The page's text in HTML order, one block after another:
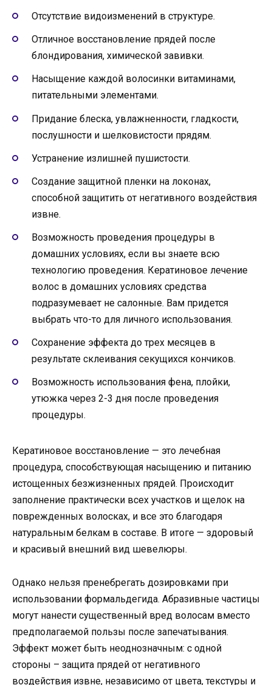
Отсутствие видоизменений в структуре.
Отличное восстановление прядей после
блондирования, химической завивки.
Насыщение каждой волосинки витаминами,
питательными элементами.
Придание блеска, увлажненности, гладкости,
послушности и шелковистости прядям.
Устранение излишней пушистости.
Создание защитной пленки на локонах,
способной защитить от негативного воздействия
извне.
Возможность проведения процедуры в
домашних условиях, если вы знаете всю
технологию проведения. Кератиновое лечение
волос в домашних условиях средства
подразумевает не салонные. Вам придется
выбрать что-то для личного использования.
Сохранение эффекта до трех месяцев в
результате склеивания секущихся кончиков.
Возможность использования фена, плойки,
утюжка через 2-3 дня после проведения
процедуры.
Кератиновое восстановление — это лечебная
процедура, способствующая насыщению и питанию
истощенных безжизненных прядей. Происходит
заполнение практически всех участков и щелок на
поврежденных волосках, и все это благодаря
натуральным белкам в составе. В итоге — здоровый
и красивый внешний вид шевелюры.
Однако нельзя пренебрегать дозировками при
использовании формальдегида. Абразивные частицы
могут нанести существенный вред волосам вместо
предполагаемой пользы после запечатывания.
Эффект может быть неоднозначным: с одной
стороны – защита прядей от негативного
воздействия извне, независимо от цвета, текстуры и